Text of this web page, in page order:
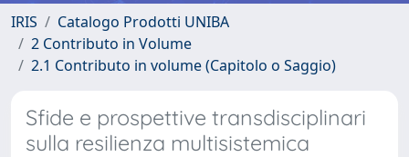
IRIS
Catalogo Prodotti UNIBA
2 Contributo in Volume
2.1 Contributo in volume (Capitolo o Saggio)
Sfide e prospettive transdisciplinari
sulla resilienza multisistemica